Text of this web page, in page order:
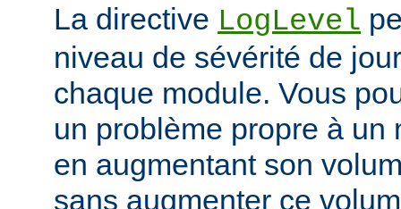
La directive LogLevel
niveau de sévérité de
chaque module. Vous
un problème propre à un
en augmentant son
sans augmenter ce